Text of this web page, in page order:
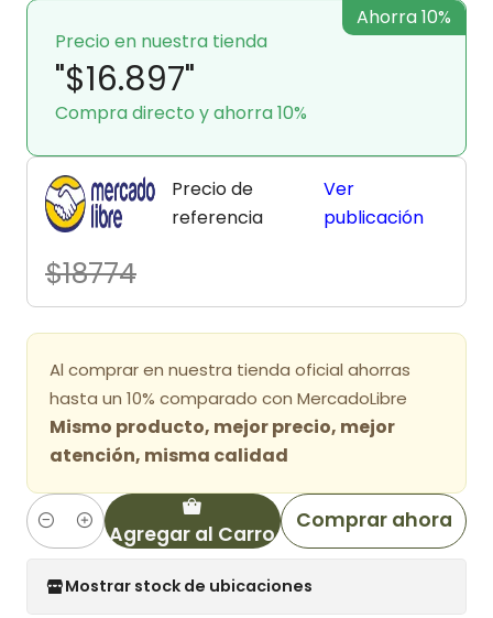
Precio en nuestra tienda
"$16.897"
Compra directo y ahorra 10%
Ahorra 10%
Precio de
referencia
$18774
Ver
publicación
Al comprar en nuestra tienda oficial ahorras
hasta un 10% comparado con MercadoLibre
Mismo producto, mejor precio, mejor
atención, misma calidad
Cantidad Agregar al Carro
Comprar ahora
Mostrar stock de ubicaciones